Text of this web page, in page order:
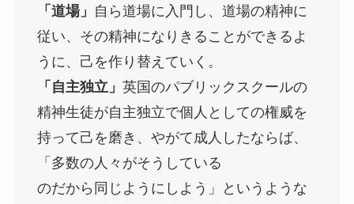
「道場」 自ら道場に入門し、道場の精神に
従い、その精神になりきることができるよ
うに、己を作り替えていく。
「自主独立」 英国のパブリックスクールの
精神生徒が自主独立で個人としての権威を
持って己を磨き、やがて成人したならば、
「多数の人々がそうしている
のだから同じようにしよう」というような